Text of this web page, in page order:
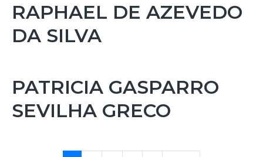
RAPHAEL DE AZEVEDO
DA SILVA
PATRICIA GASPARRO
SEVILHA GRECO